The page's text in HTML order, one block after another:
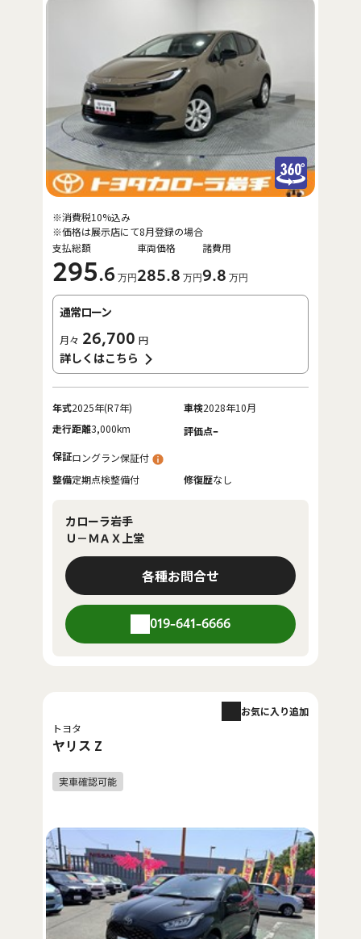
支払総額
295.6 万円
車両価格
285.8 万円
諸費用
9.8 万円
※消費税10%込み
※価格は展示店にて8月登録の場合
通常ローン
月々 26,700 円
詳しくはこちら
年式2025年(R7年) 車検2028年10月
走行距離3,000km 評価点-
保証ロングラン保証付
整備定期点検整備付 修復歴なし
カローラ岩手
Ｕ－ＭＡＸ上堂
各種お問合せ
019-641-6666
トヨタ
ヤリス Z
お気に入り追加